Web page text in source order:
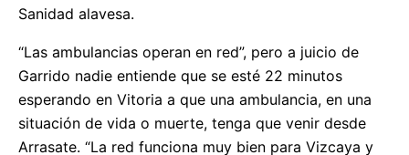
Sanidad alavesa.
“Las ambulancias operan en red”, pero a juicio de
Garrido nadie entiende que se esté 22 minutos
esperando en Vitoria a que una ambulancia, en una
situación de vida o muerte, tenga que venir desde
Arrasate. “La red funciona muy bien para Vizcaya y